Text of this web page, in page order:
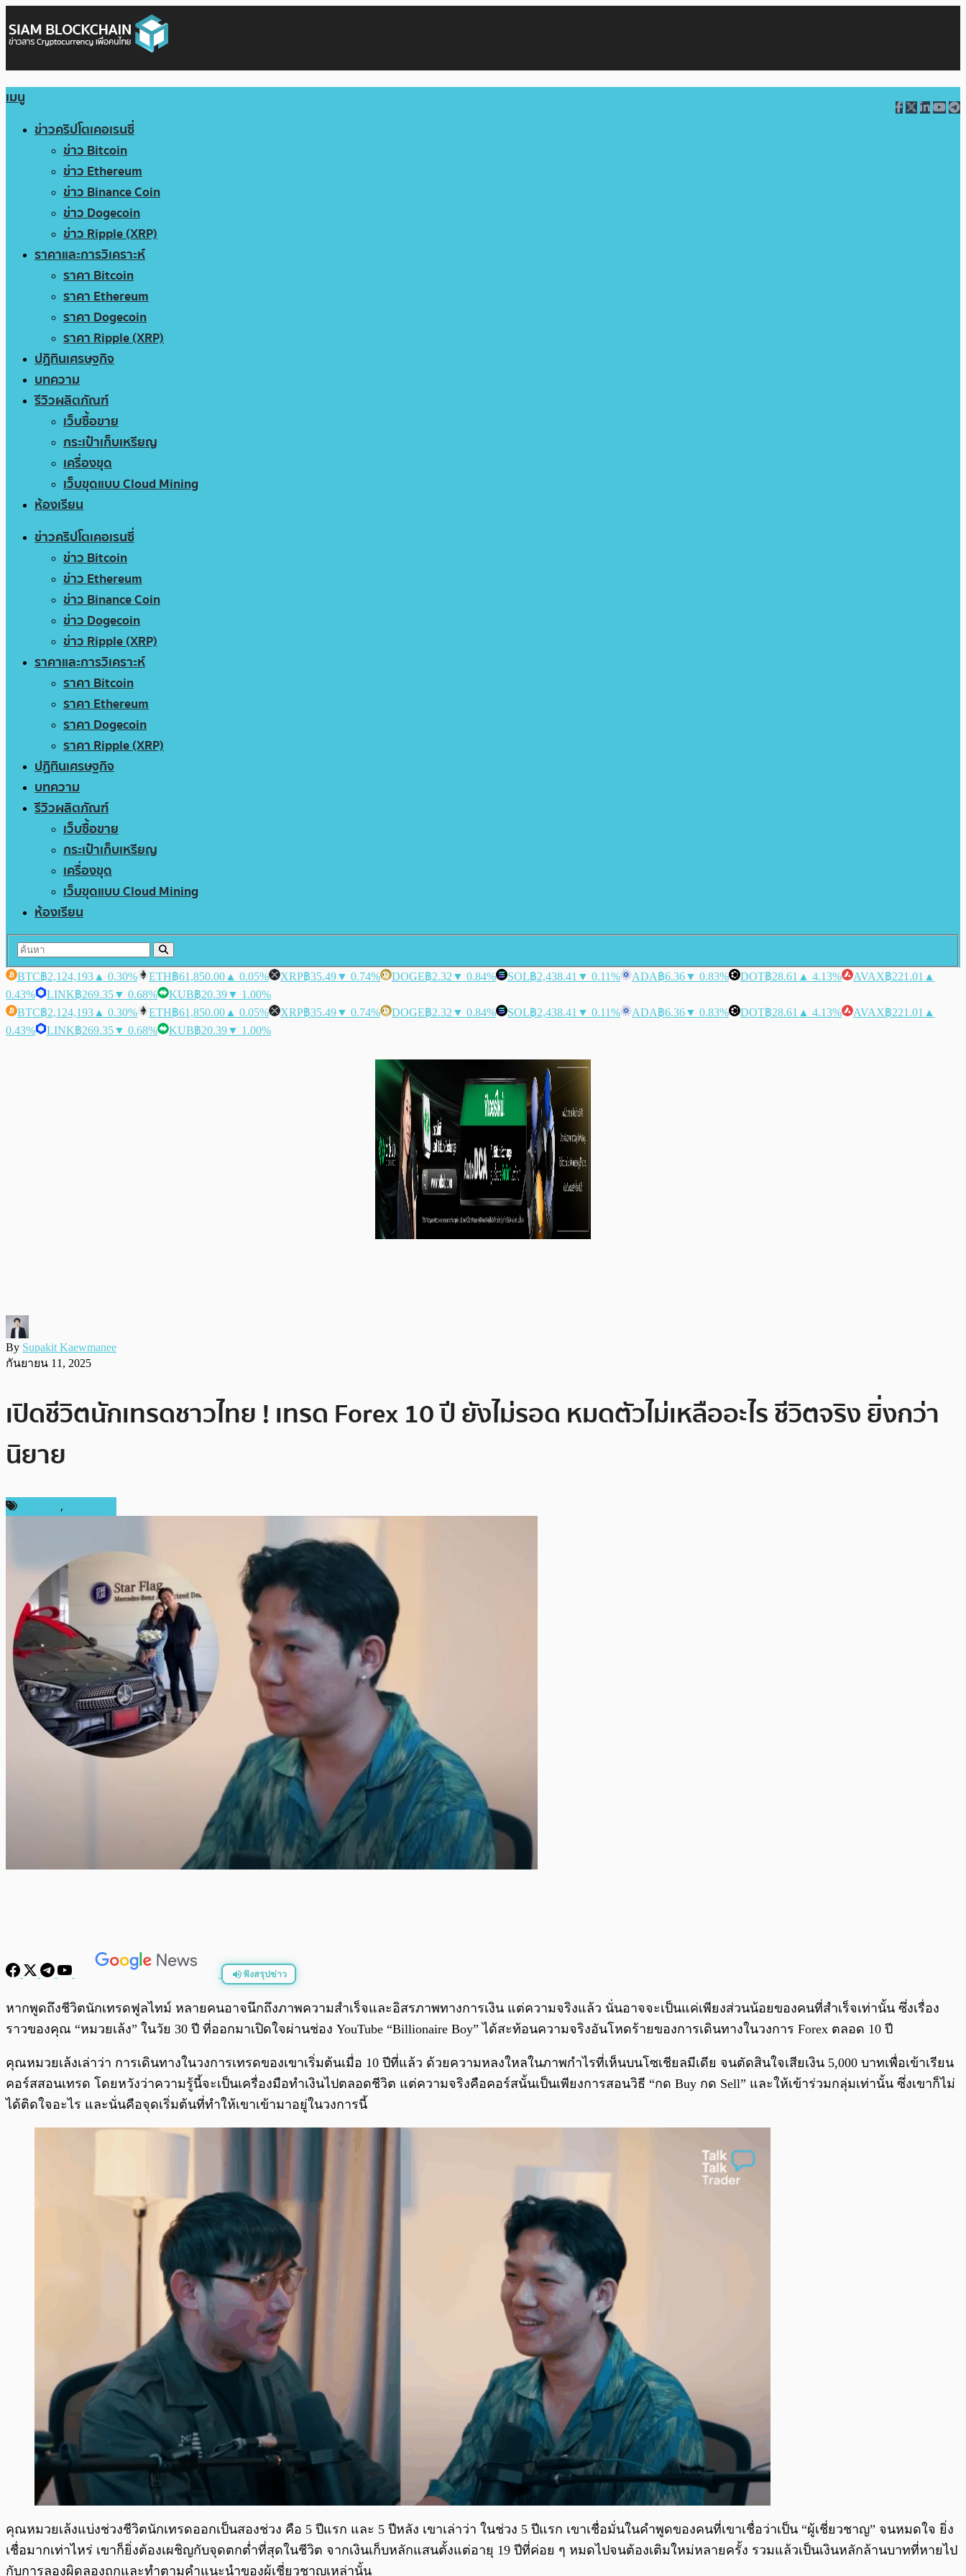
เมนู
ข่าวคริปโตเคอเรนซี่
ข่าว Bitcoin
ข่าว Ethereum
ข่าว Binance Coin
ข่าว Dogecoin
ข่าว Ripple (XRP)
ราคาและการวิเคราะห์
ราคา Bitcoin
ราคา Ethereum
ราคา Dogecoin
ราคา Ripple (XRP)
ปฏิทินเศรษฐกิจ
บทความ
รีวิวผลิตภัณฑ์
เว็บซื้อขาย
กระเป๋าเก็บเหรียญ
เครื่องขุด
เว็บขุดแบบ Cloud Mining
ห้องเรียน
ข่าวคริปโตเคอเรนซี่
ข่าว Bitcoin
ข่าว Ethereum
ข่าว Binance Coin
ข่าว Dogecoin
ข่าว Ripple (XRP)
ราคาและการวิเคราะห์
ราคา Bitcoin
ราคา Ethereum
ราคา Dogecoin
ราคา Ripple (XRP)
ปฏิทินเศรษฐกิจ
บทความ
รีวิวผลิตภัณฑ์
เว็บซื้อขาย
กระเป๋าเก็บเหรียญ
เครื่องขุด
เว็บขุดแบบ Cloud Mining
ห้องเรียน
BTC฿2,124,193 ▲ 0.30% ETH฿61,850.00 ▲ 0.05% XRP฿35.49▼ 0.74% DOGE฿2.32 ▼ 0.84% SOL฿2,438.41 ▼ 0.11% ADA฿6.36▼ 0.83% DOT฿28.61 ▲ 4.13% AVAX฿221.01 ▲
0.43%
LINK฿269.35▼ 0.68% KUB฿20.39▼ 1.00%
BTC฿2,124,193 ▲ 0.30% ETH฿61,850.00 ▲ 0.05% XRP฿35.49▼ 0.74% DOGE฿2.32 ▼ 0.84% SOL฿2,438.41 ▼ 0.11% ADA฿6.36▼ 0.83% DOT฿28.61 ▲ 4.13% AVAX฿221.01 ▲
0.43%
LINK฿269.35▼ 0.68% KUB฿20.39▼ 1.00%
By Supakit Kaewmanee
กันยายน 11, 2025
เปิดชีวิตนักเทรดชาวไทย ! เทรด Forex 10 ปี ยังไม่รอด หมดตัวไม่เหลืออะไร ชีวิตจริง ยิ่งกว่า
นิยาย
,
ฟังสรุปข่าว
พร้อมเล่น 0:00 / 0:00
หากพูดถึงชีวิตนักเทรดฟูลไทม์ หลายคนอาจนึกถึงภาพความสำเร็จและอิสรภาพทางการเงิน แต่ความจริงแล้ว นั่นอาจจะเป็นแค่เพียงส่วนน้อยของคนที่สำเร็จเท่านั้น ซึ่งเรื่อง
ราวของคุณ “หมวยเล้ง” ในวัย 30 ปี ที่ออกมาเปิดใจผ่านช่อง YouTube “Billionaire Boy” ได้สะท้อนความจริงอันโหดร้ายของการเดินทางในวงการ Forex ตลอด 10 ปี
คุณหมวยเล้งเล่าว่า การเดินทางในวงการเทรดของเขาเริ่มต้นเมื่อ 10 ปีที่แล้ว ด้วยความหลงใหลในภาพกำไรที่เห็นบนโซเชียลมีเดีย จนตัดสินใจเสียเงิน 5,000 บาทเพื่อเข้าเรียน
คอร์สสอนเทรด โดยหวังว่าความรู้นี้จะเป็นเครื่องมือทำเงินไปตลอดชีวิต แต่ความจริงคือคอร์สนั้นเป็นเพียงการสอนวิธี “กด Buy กด Sell” และให้เข้าร่วมกลุ่มเท่านั้น ซึ่งเขาก็ไม่
ได้ติดใจอะไร และนั่นคือจุดเริ่มต้นที่ทำให้เขาเข้ามาอยู่ในวงการนี้
คุณหมวยเล้งแบ่งช่วงชีวิตนักเทรดออกเป็นสองช่วง คือ 5 ปีแรก และ 5 ปีหลัง เขาเล่าว่า ในช่วง 5 ปีแรก เขาเชื่อมั่นในคำพูดของคนที่เขาเชื่อว่าเป็น “ผู้เชี่ยวชาญ” จนหมดใจ ยิ่ง
เชื่อมากเท่าไหร่ เขาก็ยิ่งต้องเผชิญกับจุดตกต่ำที่สุดในชีวิต จากเงินเก็บหลักแสนตั้งแต่อายุ 19 ปีที่ค่อย ๆ หมดไปจนต้องเติมใหม่หลายครั้ง รวมแล้วเป็นเงินหลักล้านบาทที่หายไป
กับการลองผิดลองถูกและทำตามคำแนะนำของผู้เชี่ยวชาญเหล่านั้น